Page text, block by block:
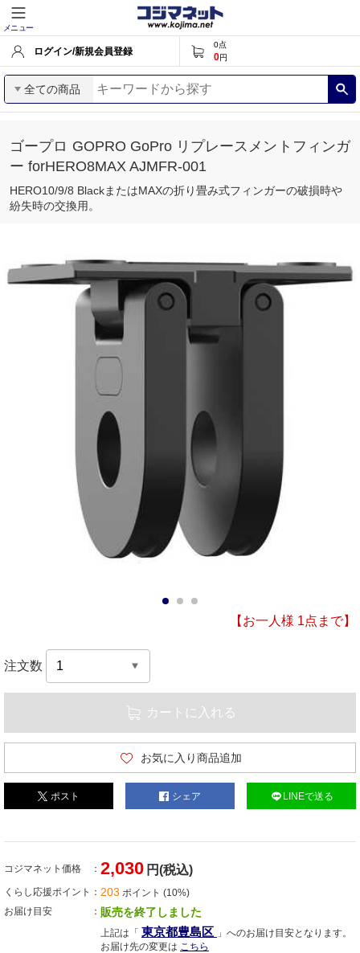
メニュー
ログイン/新規会員登録
0点
0円
全ての商品
ゴープロ GOPRO GoPro リプレースメントフィンガ
ー forHERO8MAX AJMFR-001
HERO10/9/8 BlackまたはMAXの折り畳み式フィンガーの破損時や
紛失時の交換用。
【お一人様 1点まで】
注文数
カートに入れる
お気に入り商品追加
ポスト シェア LINEで送る
コジマネット価格 2,030 円(税込)
くらし応援ポイント 203 ポイント (10%)
お届け目安
販売を終了しました
上記は「 東京都豊島区 」へのお届け目安となります。
お届け先の変更は こちら